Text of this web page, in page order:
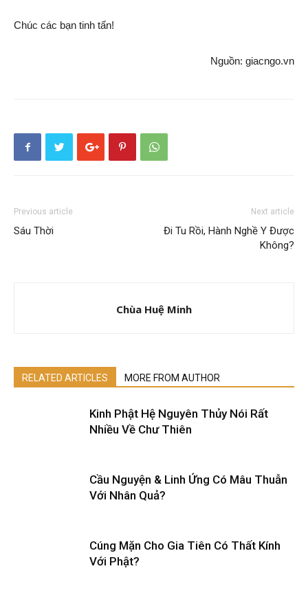
Chúc các bạn tinh tấn!
Nguồn: giacngo.vn
Previous article
Sáu Thời
Next article
Đi Tu Rồi, Hành Nghề Y Được
Không?
Chùa Huệ Minh
RELATED ARTICLES MORE FROM AUTHOR
Kinh Phật Hệ Nguyên Thủy Nói Rất
Nhiều Về Chư Thiên
Cầu Nguyện & Linh Ứng Có Mâu Thuẫn
Với Nhân Quả?
Cúng Mặn Cho Gia Tiên Có Thất Kính
Với Phật?